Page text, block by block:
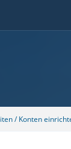
/ Konten